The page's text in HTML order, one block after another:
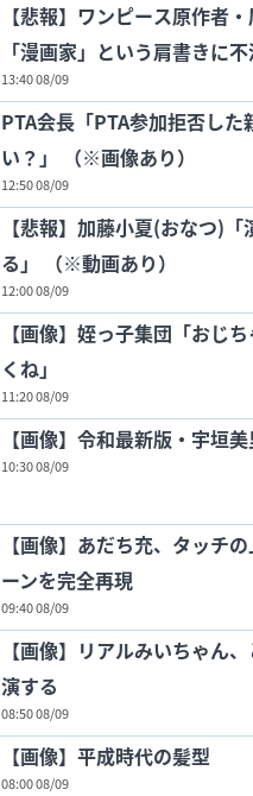
【悲報】ワンピース原作者
「漫画家」という肩書きに
13:40 08/09
PTA会長「PTA参加拒否し
い？」 （※画像あり）
12:50 08/09
【悲報】加藤小夏(おなつ)
る」 （※動画あり）
12:00 08/09
【画像】姪っ子集団「おじ
くね」
11:20 08/09
【画像】令和最新版・宇垣
10:30 08/09
【画像】あだち充、タッチ
ーンを完全再現
09:40 08/09
【画像】リアルみいちゃん
演する
08:50 08/09
【画像】平成時代の髪型
08:00 08/09